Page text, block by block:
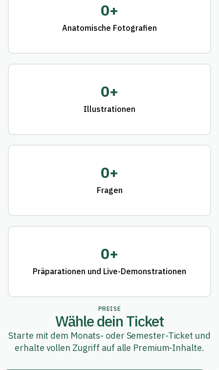
0+
Anatomische Fotografien
0+
Illustrationen
0+
Fragen
0+
Präparationen und Live-Demonstrationen
PREISE
Wähle dein Ticket
Starte mit dem Monats- oder Semester-Ticket und
erhalte vollen Zugriff auf alle Premium-Inhalte.